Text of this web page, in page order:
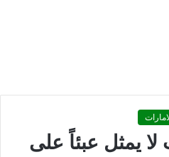
يمثل عبئاً على